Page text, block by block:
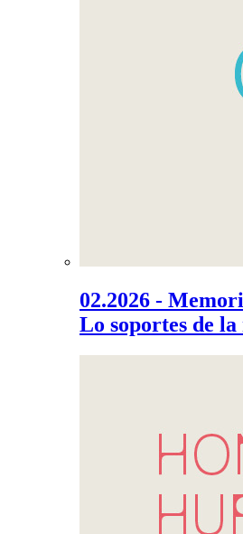
02.2026 -
Lo soportes de